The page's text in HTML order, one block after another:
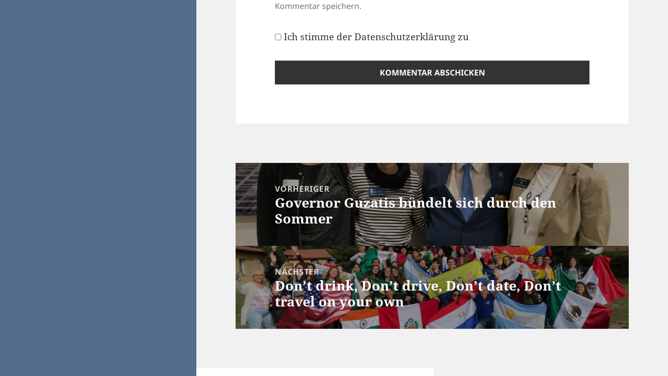
Kommentar speichern.
Ich stimme derDatenschutzerklärungzu
Beitragsnavigation
VORHERIGER
Vorheriger
Beitrag:
Governor Guzatis bündelt sich durch den
Sommer
NÄCHSTER
Nächster
Beitrag:
Don’t drink, Don’t drive, Don’t date, Don’t
travel on your own